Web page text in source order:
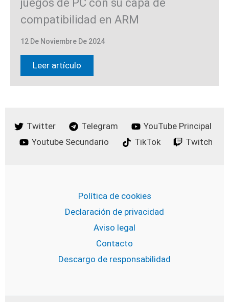
compatibilidad en ARM
12 De Noviembre De 2024
Leer artículo
Twitter Telegram
YouTube Principal
Youtube Secundario
TikTok Twitch
Política de cookies
Declaración de privacidad
Aviso legal
Contacto
Descargo de responsabilidad